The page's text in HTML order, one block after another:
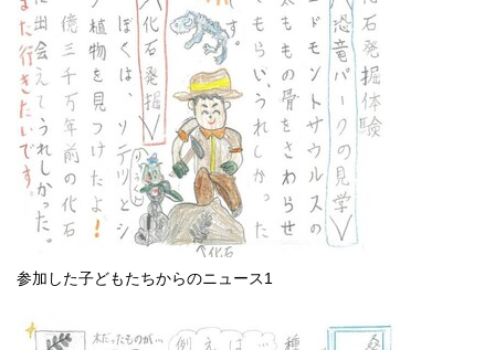
参加した子どもたちからのニュース1